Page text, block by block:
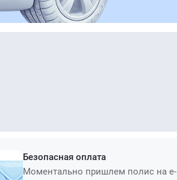
Безопасная оплата
Моментально пришлем полис на e-